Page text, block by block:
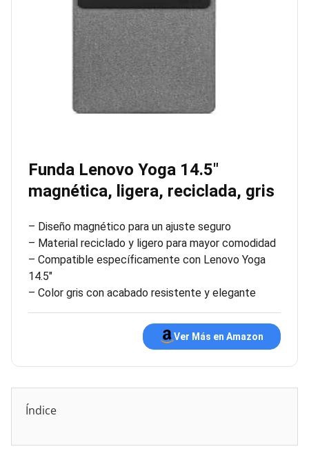
Funda Lenovo Yoga 14.5″
magnética, ligera, reciclada, gris
– Diseño magnético para un ajuste seguro
– Material reciclado y ligero para mayor comodidad
– Compatible específicamente con Lenovo Yoga
14.5″
– Color gris con acabado resistente y elegante
Ver Más en Amazon
Índice